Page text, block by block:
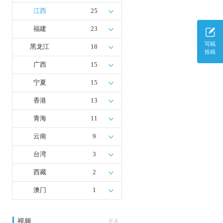
写稿
投稿
江西 25
福建 23
黑龙江 18
广西 15
宁夏 15
香港 13
青海 11
云南 9
台湾 3
西藏 2
澳门 1
视频 更多